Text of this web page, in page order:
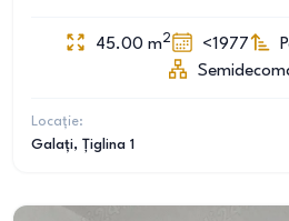
45.00 m2 <1977
Locație:
Galați, Țiglina 1